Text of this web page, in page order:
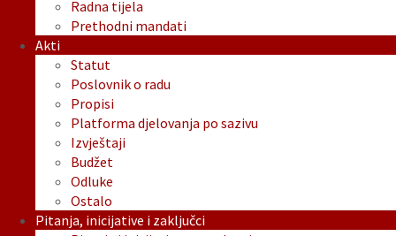
Radna tijela
Prethodni mandati
Akti
Statut
Poslovnik o radu
Propisi
Platforma djelovanja po sazivu
Izvještaji
Budžet
Odluke
Ostalo
Pitanja, inicijative i zaključci